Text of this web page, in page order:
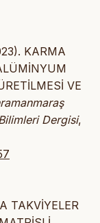
KARMA
VE
Dergisi,
TAKVİYELER